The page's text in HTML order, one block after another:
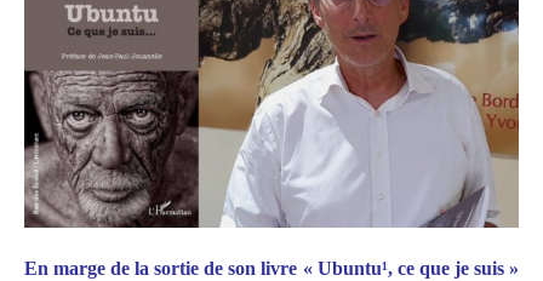
En marge de la sortie de son livre « Ubuntu¹, ce que je suis »